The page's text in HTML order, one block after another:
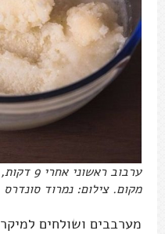
ערבוב
מקום. צילום: נמרוד סונדרס
מערבבים ושולחים